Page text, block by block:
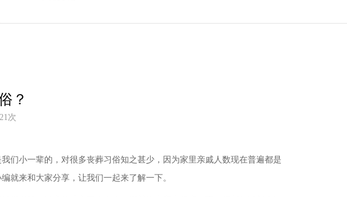
？
次
们小一辈的，对很多丧葬习俗知之甚少，因为家里亲戚人数现在普遍都是
编就来和大家分享，让我们一起来了解一下。